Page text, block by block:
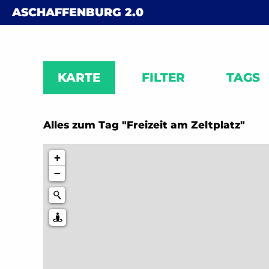
Skip to content
ASCHAFFENBURG 2.0
KARTE FILTER TAGS
Alles zum Tag "Freizeit am Zeltplatz"
+
−